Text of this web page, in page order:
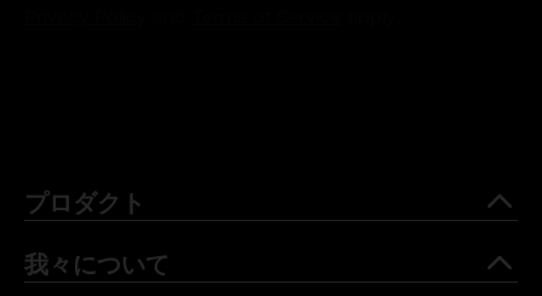
プロダクト
我々について